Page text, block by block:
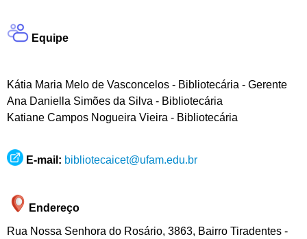
Equipe
Kátia Maria Melo de Vasconcelos - Bibliotecária - Gerente
Ana Daniella Simões da Silva - Bibliotecária
Katiane Campos Nogueira Vieira - Bibliotecária
E-mail: bibliotecaicet@ufam.edu.br
Endereço
Rua Nossa Senhora do Rosário, 3863, Bairro Tiradentes -